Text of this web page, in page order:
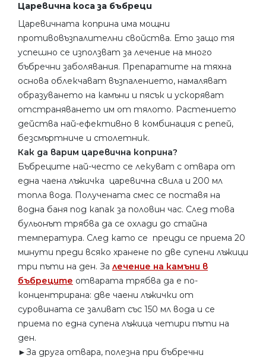
Царевична коса за бъбреци
Царевичната коприна има мощни
противовъзпалителни свойства. Ето защо тя
успешно се използват за лечение на много
бъбречни заболявания. Препаратите на тяхна
основа облекчават възпалението, намаляват
образуването на камъни и пясък и ускоряват
отстраняването им от тялото. Растението
действа най-ефективно в комбинация с репей,
безсмъртниче и столетник.
Как да варим царевична коприна?
Бъбреците най-често се лекуват с отвара от
една чаена лъжичка царевична свила и 200 мл
топла вода. Получената смес се поставя на
водна баня под капак за половин час. След това
бульонът трябва да се охлади до стайна
температура. След като се прецди се приема 20
минути преди всяко хранене по две супени лъжици
три пъти на ден. За лечение на камъни в
бъбреците отварата трябва да е по-
концентрирана: две чаени лъжички от
суровината се заливат със 150 мл вода и се
приема по една супена лъжица четири пъти на
ден.
►За друга отвара, полезна при бъбречни